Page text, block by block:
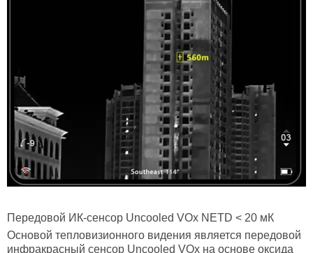
Передовой ИК-сенсор Uncooled VOx NETD < 20 мК
Основой тепловизионного видения является передовой
инфракрасный сенсор Uncooled VOx на основе оксида